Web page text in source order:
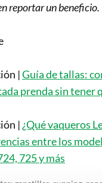
reportar un beneficio.
|Guía de tallas:
prenda sin tener
| ¿Qué vaqueros
entre los
725 y más